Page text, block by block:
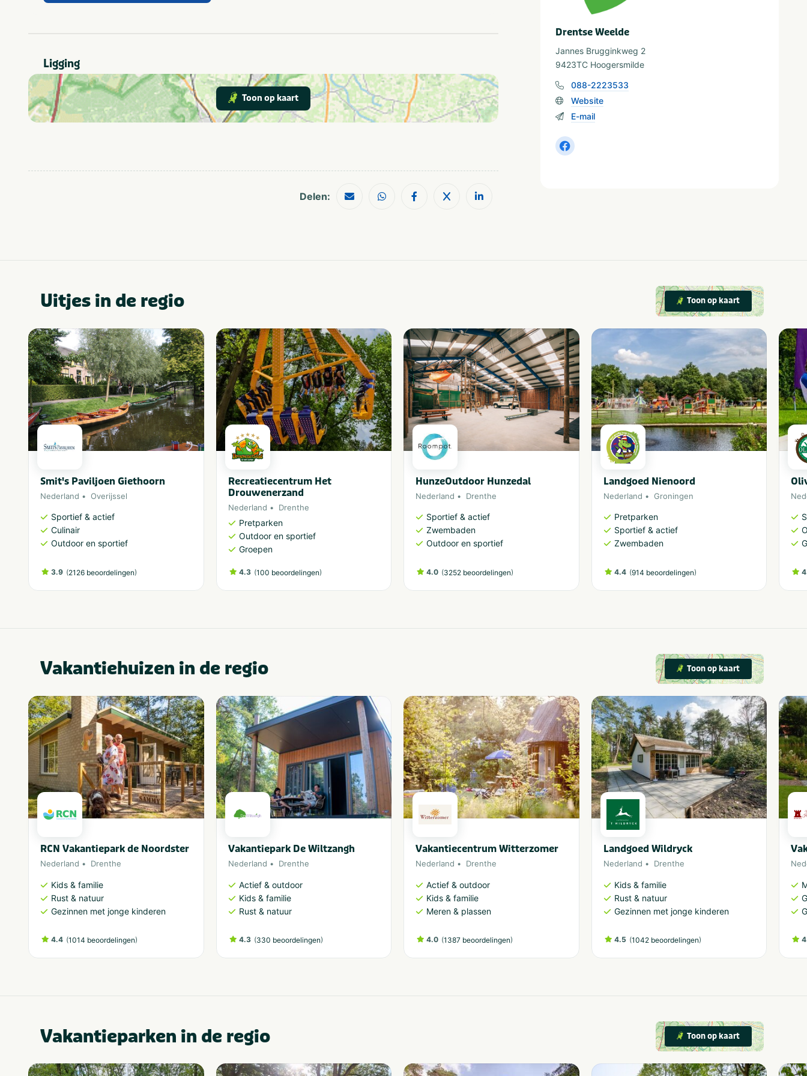
Thema Rust & natuur
Ligging
Toon op kaart
Delen:
Drentse Weelde
Jannes Brugginkweg 2
9423TC Hoogersmilde
088-2223533
Website
E-mail
Uitjes in de regio Toon op kaart
Smit's Paviljoen Giethoorn
Nederland Overijssel
Sportief & actief
Culinair
Outdoor en sportief
3.9 (2126 beoordelingen)
Recreatiecentrum Het
Drouwenerzand
Nederland Drenthe
Pretparken
Outdoor en sportief
Groepen
4.3 (100 beoordelingen)
HunzeOutdoor Hunzedal
Nederland Drenthe
Sportief & actief
Zwembaden
Outdoor en sportief
4.0 (3252 beoordelingen)
Landgoed Nienoord
Nederland Groningen
Pretparken
Sportief & actief
Zwembaden
4.4 (914 beoordelingen)
Vakantiehuizen in de regio Toon op kaart
RCN Vakantiepark de Noordster
Nederland Drenthe
Kids & familie
Rust & natuur
Gezinnen met jonge kinderen
4.4 (1014 beoordelingen)
Vakantiepark De Wiltzangh
Nederland Drenthe
Actief & outdoor
Kids & familie
Rust & natuur
4.3 (330 beoordelingen)
Vakantiecentrum Witterzomer
Nederland Drenthe
Actief & outdoor
Kids & familie
Meren & plassen
4.0 (1387 beoordelingen)
Landgoed Wildryck
Nederland Drenthe
Kids & familie
Rust & natuur
Gezinnen met jonge kinderen
4.5 (1042 beoordelingen)
Vakantieparken in de regio Toon op kaart